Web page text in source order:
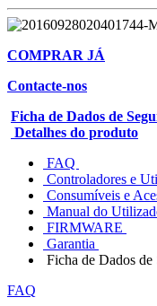
COMPRAR JÁ
Contacte-nos
Ficha de Dados de
Detalhes do produto
FAQ
Controladores e
Consumíveis e
Manual do
FIRMWARE
Garantia
Ficha de Dados de
FAQ